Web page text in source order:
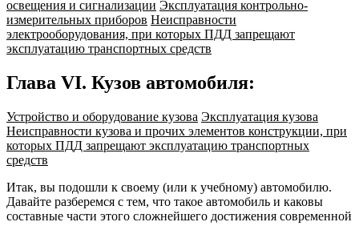
освещения и сигнализации Эксплуатация контрольно-
измерительных приборов Неисправности
электрооборудования, при которых ПДД запрещают
эксплуатацию транспортных средств
Глава VI. Кузов автомобиля:
Устройство и оборудование кузова Эксплуатация кузова
Неисправности кузова и прочих элементов конструкции, при
которых ПДД запрещают эксплуатацию транспортных
средств
Итак, вы подошли к своему (или к учебному) автомобилю.
Давайте разберемся с тем, что такое автомобиль и каковы
составные части этого сложнейшего достижения современной